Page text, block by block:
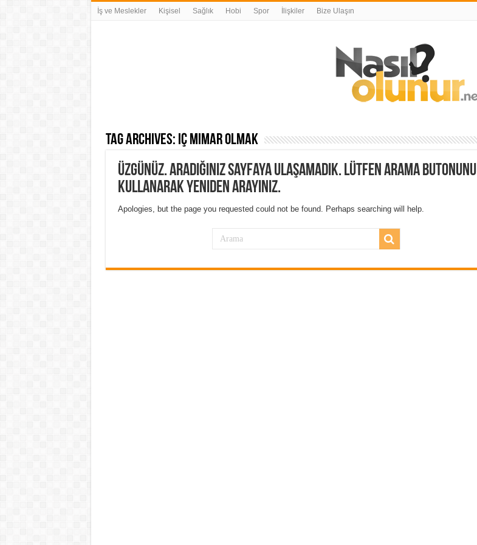
İş ve Meslekler Kişisel Sağlık Hobi Spor İlişkiler Bize Ulaşın
Tag Archives: iç mimar olmak
Üzgünüz. Aradığınız sayfaya ulaşamadık. Lütfen arama butonunu
kullanarak yeniden arayınız.
Apologies, but the page you requested could not be found. Perhaps searching will help.